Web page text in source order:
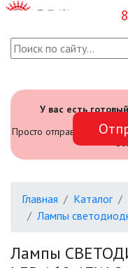
У вас есть
Просто отправьте его
Главная Каталог
Лампы
Лампы